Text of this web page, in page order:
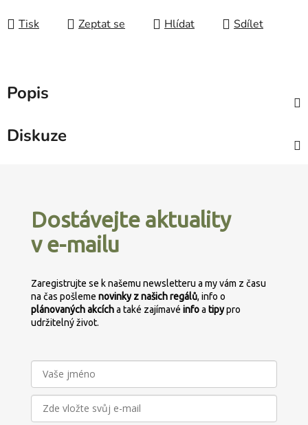
Tisk Zeptat se Hlídat Sdílet
Popis
Diskuze
Dostávejte aktuality
v e-mailu
Zaregistrujte se k našemu newsletteru a my vám z času
na čas pošleme novinky z našich regálů, info o
plánovanýchakcícha také zajímavé infoa tipypro
udržitelný život.